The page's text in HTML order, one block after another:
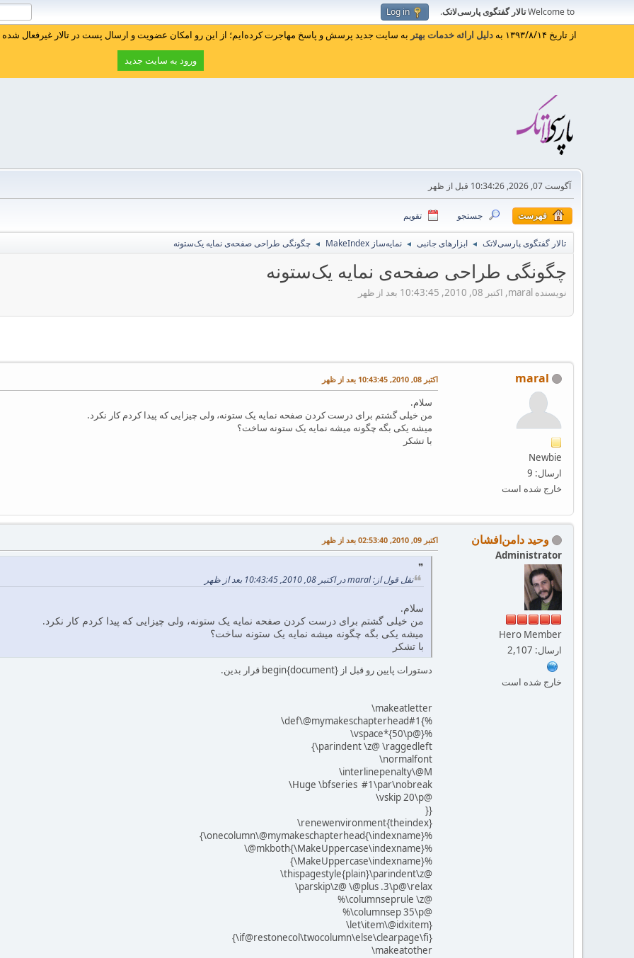
Welcome toتالار گفتگوی پارسی‌لاتک.
Log in
از تاریخ ۱۳۹۳/۸/۱۴ به دلیل ارائه خدمات بهتر به سایت جدید پرسش و پاسخ مهاجرت کرده‌ایم؛ از این رو امکان عضویت و ارسال پست در تالار غیرفعال
ورود به سایت جدید
آگوست 07, 2026, 10:34:26 قبل از ظهر
فهرست جستجو تقویم
تالار گفتگوی پارسی‌لاتک ◄ ابزارهای جانبی ◄ نمایه‌ساز MakeIndex ◄ چگونگی طراحی صفحه‌ی نمایه یک‌ستونه
چگونگی طراحی صفحه‌ی نمایه یک‌ستونه
نویسنده maral, اکتبر 08, 2010, 10:43:45 بعد از ظهر
maral
Newbie
ارسال: 9
خارج شده است
اکتبر 08, 2010, 10:43:45 بعد از ظهر
سلام.
من خیلی گشتم برای درست کردن صفحه نمایه یک ستونه، ولی چیزایی که پیدا کردم کار نکرد.
میشه یکی بگه چگونه میشه نمایه یک ستونه ساخت؟
با تشکر
وحید دامن‌افشان
Administrator
Hero Member
ارسال: 2,107
خارج شده است
اکتبر 09, 2010, 02:53:40 بعد از ظهر
نقل قول از: maral در اکتبر 08, 2010, 10:43:45 بعد از ظهر
سلام.
من خیلی گشتم برای درست کردن صفحه نمایه یک ستونه، ولی چیزایی که پیدا کردم کار نکرد.
میشه یکی بگه چگونه میشه نمایه یک ستونه ساخت؟
با تشکر
دستورات پایین رو قبل از begin{document} قرار بدین.
‎\makeatletter‎
‎\def\@mymakeschapterhead#1{%‎
‎\vspace*{50‎\p@}%‎
‎{\parindent \z@ \raggedleft‎
‎\normalfont‎
‎\interlinepenalty\@M‎
‎\Huge \bfseries #1\par\nobreak‎
‎\vskip ‎20‎\p@‎
}}
‎\renewenvironment{theindex}‎
‎{‎‎\one‎column\@mymakeschapterhead{\indexname}%‎
‎\@mkboth{\MakeUppercase\indexname}%‎
‎{\MakeUppercase\indexname}%‎
‎\thispagestyle{plain}\parindent\z@‎
‎\parskip\z@ \@plus‎ .‎3\p@\relax‎
‎%‎\columnseprule \z@‎
‎%‎‎\columnsep 35\p@‎
‎\let\item\@idxitem}‎
‎{\if@restonecol\two‎column\else\clearpage\fi}‎
‎\makeatother‎